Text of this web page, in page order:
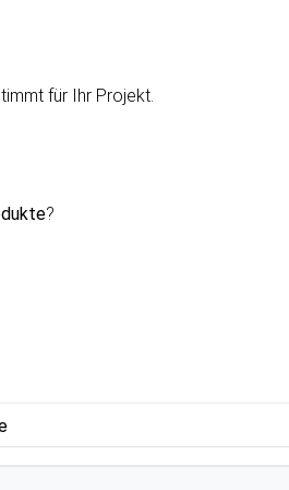
für Ihr Projekt.
?